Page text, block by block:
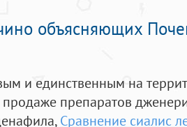
объясняющих
и единственным на
продаже препаратов
, Сравнение сиалис